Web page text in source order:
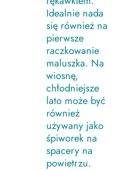
Idealnie nada
się również na
pierwsze
raczkowanie
maluszka. Na
wiosnę,
chłodniejsze
lato może być
również
używany jako
śpiworek na
spacery na
powietrzu.